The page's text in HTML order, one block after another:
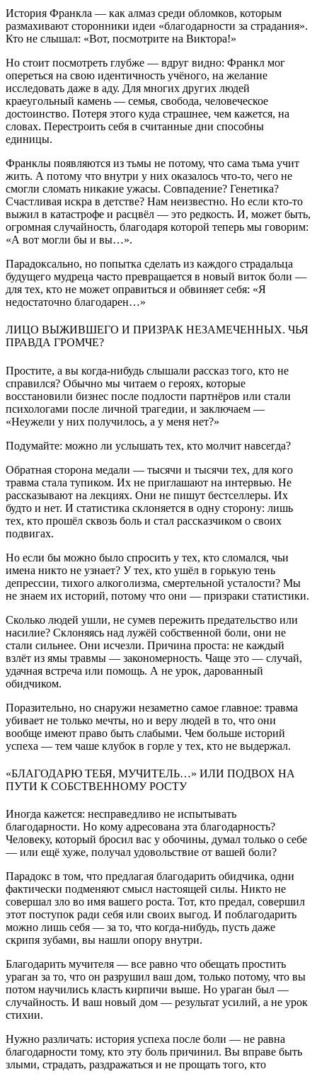
История Франкла — как алмаз среди обломков, которым
размахивают сторонники идеи «благодарности за страдания».
Кто не слышал: «Вот, посмотрите на Виктора!»
Но стоит посмотреть глубже — вдруг видно: Франкл мог
опереться на свою идентичность учёного, на желание
исследовать даже в аду. Для многих других людей
краеугольный камень — семья, свобода, человеческое
достоинство. Потеря этого куда страшнее, чем кажется, на
словах. Перестроить себя в считанные дни способны
единицы.
Франклы появляются из тьмы не потому, что сама тьма учит
жить. А потому что внутри у них оказалось что-то, чего не
смогли сломать никакие ужасы. Совпадение? Генетика?
Счастливая искра в детстве? Нам неизвестно. Но если кто-то
выжил в катастрофе и расцвёл — это редкость. И, может быть,
огромная случайность, благодаря которой теперь мы говорим:
«А вот могли бы и вы…».
Парадоксально, но попытка сделать из каждого страдальца
будущего мудреца часто превращается в новый виток боли —
для тех, кто не может оправиться и обвиняет себя: «Я
недостаточно благодарен…»
ЛИЦО ВЫЖИВШЕГО И ПРИЗРАК НЕЗАМЕЧЕННЫХ. ЧЬЯ
ПРАВДА ГРОМЧЕ?
Простите, а вы когда-нибудь слышали рассказ того, кто не
справился? Обычно мы читаем о героях, которые
восстановили бизнес после подлости партнёров или стали
психологами после личной трагедии, и заключаем —
«Неужели у них получилось, а у меня нет?»
Подумайте: можно ли услышать тех, кто молчит навсегда?
Обратная сторона медали — тысячи и тысячи тех, для кого
травма стала тупиком. Их не приглашают на интервью. Не
рассказывают на лекциях. Они не пишут бестселлеры. Их
будто и нет. И статистика склоняется в одну сторону: лишь
тех, кто прошёл сквозь боль и стал рассказчиком о своих
подвигах.
Но если бы можно было спросить у тех, кто сломался, чьи
имена никто не узнает? У тех, кто ушёл в горькую тень
депрессии, тихого алкоголизма, смертельной усталости? Мы
не знаем их историй, потому что они — призраки статистики.
Сколько людей ушли, не сумев пережить предательство или
насилие? Склоняясь над лужёй собственной боли, они не
стали сильнее. Они исчезли. Причина проста: не каждый
взлёт из ямы травмы — закономерность. Чаще это — случай,
удачная встреча или помощь. А не урок, дарованный
обидчиком.
Поразительно, но снаружи незаметно самое главное: травма
убивает не только мечты, но и веру людей в то, что они
вообще имеют право быть слабыми. Чем больше историй
успеха — тем чаше клубок в горле у тех, кто не выдержал.
«БЛАГОДАРЮ ТЕБЯ, МУЧИТЕЛЬ…» ИЛИ ПОДВОХ НА
ПУТИ К СОБСТВЕННОМУ РОСТУ
Иногда кажется: несправедливо не испытывать
благодарности. Но кому адресована эта благодарность?
Человеку, который бросил вас у обочины, думал только о себе
— или ещё хуже, получал удовольствие от вашей боли?
Парадокс в том, что предлагая благодарить обидчика, одни
фактически подменяют смысл настоящей силы. Никто не
совершал зло во имя вашего роста. Тот, кто предал, совершил
этот поступок ради себя или своих выгод. И поблагодарить
можно лишь себя — за то, что когда-нибудь, пусть даже
скрипя зубами, вы нашли опору внутри.
Благодарить мучителя — все равно что обещать простить
ураган за то, что он разрушил ваш дом, только потому, что вы
потом научились класть кирпичи выше. Но ураган был —
случайность. И ваш новый дом — результат усилий, а не урок
стихии.
Нужно различать: история успеха после боли — не равна
благодарности тому, кто эту боль причинил. Вы вправе быть
злыми, страдать, раздражаться и не прощать того, кто